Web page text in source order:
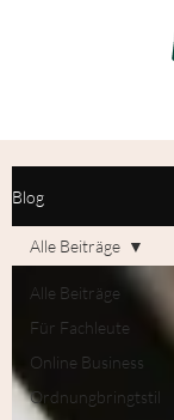
Blog
Alle Beiträge
Für Fachleute
Online Business
Ordnungbringtstil
Alle Beiträge